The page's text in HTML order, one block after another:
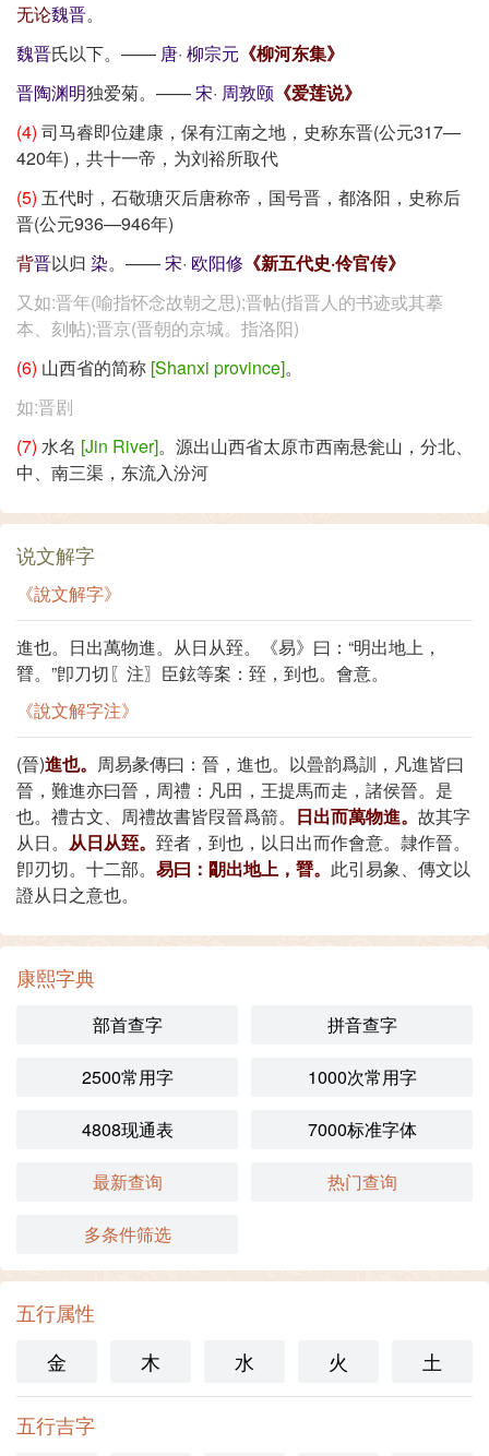
无论魏晋。
魏晋氏以下。—— 唐· 柳宗元 《柳河东集》
晋陶渊明独爱菊。——宋· 周敦颐 《爱莲说》
(4) 司马睿即位建康，保有江南之地，史称东晋(公元317—
420年)，共十一帝，为刘裕所取代
(5) 五代时，石敬瑭灭后唐称帝，国号晋，都洛阳，史称后
晋(公元936—946年)
背晋以归 染。——宋· 欧阳修 《新五代史·伶官传》
又如:晋年(喻指怀念故朝之思);晋帖(指晋人的书迹或其摹
本、刻帖);晋京(晋朝的京城。指洛阳)
(6) 山西省的简称 [Shanxi province]。
如:晋剧
(7) 水名 [Jin River]。源出山西省太原市西南悬瓮山，分北、
中、南三渠，东流入汾河
说文解字
《說文解字》
進也。日出萬物進。从日从臸。《易》曰：“明出地上，
㬜。”卽刀切〖注〗臣鉉等案：臸，到也。會意。
《說文解字注》
(晉)進也。 周易彖傳曰：晉，進也。以曡韵爲訓，凡進皆曰
晉，難進亦曰晉，周禮：凡田，王提馬而走，諸侯晉。是
也。禮古文、周禮故書皆叚晉爲箭。 日出而萬物進。 故其字
从日。 从日从臸。 臸者，到也，以日出而作會意。隷作晉。
卽刃切。十二部。 易曰：朙出地上，㬜。 此引易象、傳文以
證从日之意也。
康熙字典
部首查字 拼音查字
2500常用字 1000次常用字
4808现通表 7000标准字体
最新查询 热门查询
多条件筛选
五行属性
金
木 水 火 土
五行吉字